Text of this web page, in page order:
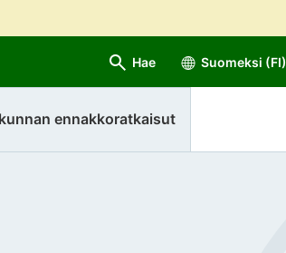
Hae Suomeksi (FI)
ennakkoratkaisut